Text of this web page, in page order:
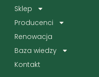
Sklep
Producenci
Renowacja
Baza wiedzy
Kontakt